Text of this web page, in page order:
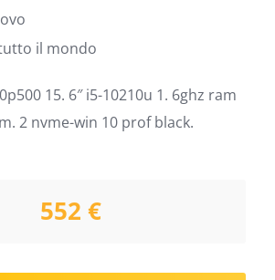
il mondo
15. 6″ i5-10210u 1. 6ghz ram
2 nvme-win 10 prof black.
552 €